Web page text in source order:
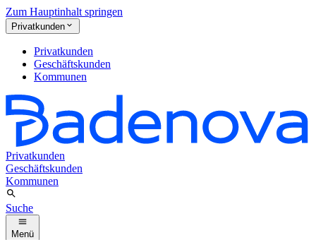
Zum Hauptinhalt springen
Privatkunden
Privatkunden
Geschäftskunden
Kommunen
Privatkunden
Geschäftskunden
Kommunen
Suche
Menü